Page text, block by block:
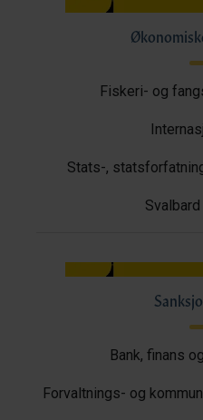
Fiskeri- og
Stats-,
Bank, finans
Forvaltnings- og